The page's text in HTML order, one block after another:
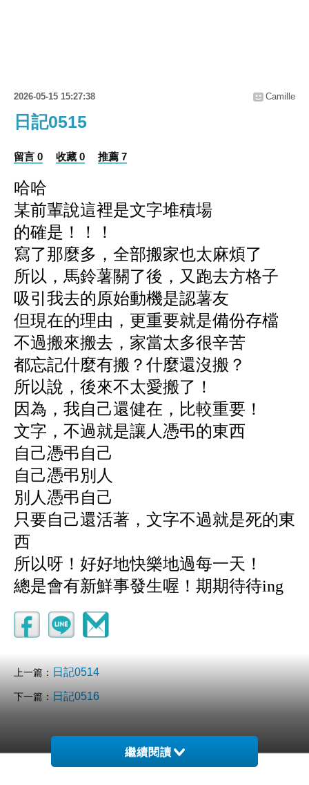
2026-05-15 15:27:38 Camille
日記0515
留言 0 收藏 0 推薦 7
哈哈
某前輩說這裡是文字堆積場
的確是！！！
寫了那麼多，全部搬家也太麻煩了
所以，馬鈴薯關了後， 又跑去方格子
吸引我去的原始動機是認薯友
但現在的理由，更重要就是備份存檔
不過搬來搬去，家當太多很辛苦
都忘記什麼有搬？什麼還沒搬？
所以說，後來不太愛搬了！
因為，我自己還健在，比較重要！
文字，不過就是讓人憑弔的東西
自己憑弔自己
自己憑弔別人
別人憑弔自己
只要自己還活著 ，文字不過就是死的東
西
所以呀！好好地快樂地過每一天！
總是會有新鮮事發生喔！期期待待ing
上一篇： 日記0514
下一篇： 日記0516
繼續閱讀